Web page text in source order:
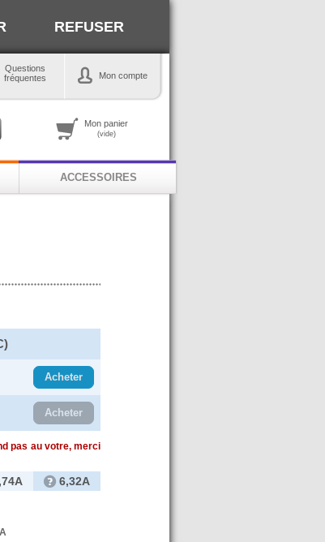
REFUSER
Questions
fréquentes
Mon compte
Mon panier
(vide)
ACCESSOIRES
Acheter
Acheter
pas au votre, merci
6,32A